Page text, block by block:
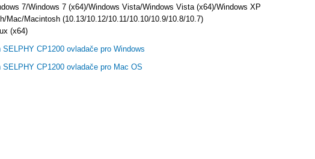
7/Windows 7 (x64)/Windows Vista/Windows Vista (x64)/Windows XP
Mac/Macintosh (10.13/10.12/10.11/10.10/10.9/10.8/10.7)
(x64)
SELPHY CP1200 ovladače pro Windows
SELPHY CP1200 ovladače pro Mac OS